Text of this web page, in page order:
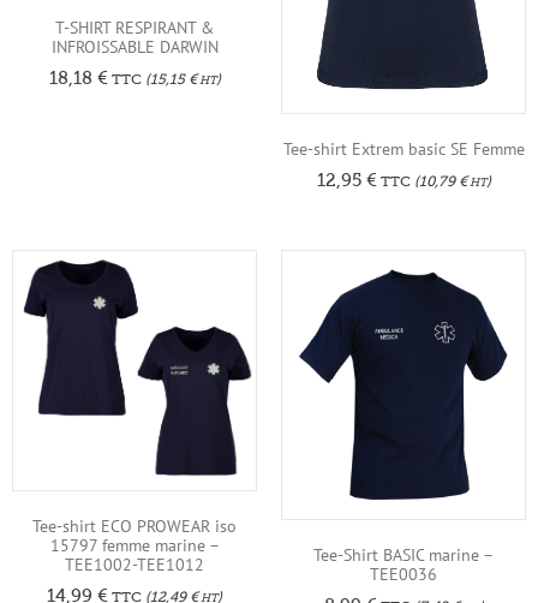
T-SHIRT RESPIRANT &
INFROISSABLE DARWIN
18,18 €TTC(15,15 €HT)
Tee-shirt Extrem basic SE Femme
12,95 €TTC(10,79 €HT)
Tee-shirt ECO PROWEAR iso
15797 femme marine –
TEE1002-TEE1012
14,99 € TTC (12,49 €HT)
Tee-Shirt BASIC marine –
TEE0036